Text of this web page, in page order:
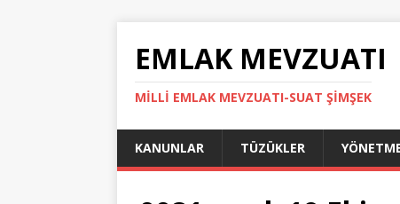
EMLAK MEVZUATI
MILLI EMLAK MEVZUATI-SUAT ŞİMŞEK
KANUNLAR TÜZÜKLER